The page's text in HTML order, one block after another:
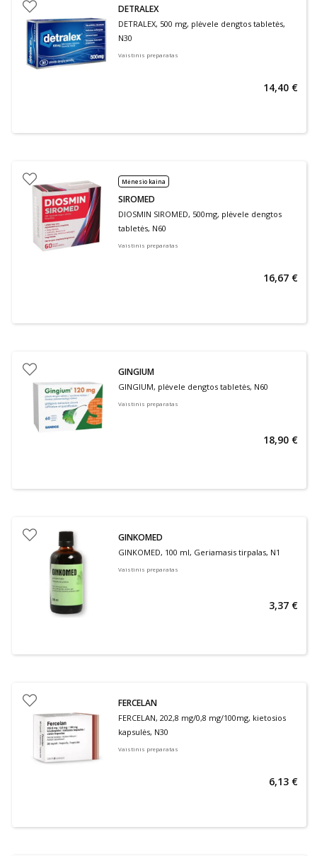
DETRALEX
DETRALEX, 500 mg, plėvele dengtos tabletės,
N30
Vaistinis preparatas
14,40 €
Mėnesio kaina
SIROMED
DIOSMIN SIROMED, 500mg, plėvele dengtos
tabletės, N60
Vaistinis preparatas
16,67 €
GINGIUM
GINGIUM, plėvele dengtos tabletės, N60
Vaistinis preparatas
18,90 €
GINKOMED
GINKOMED, 100 ml, Geriamasis tirpalas, N1
Vaistinis preparatas
3,37 €
FERCELAN
FERCELAN, 202,8 mg/0,8 mg/100mg, kietosios
kapsulės, N30
Vaistinis preparatas
6,13 €